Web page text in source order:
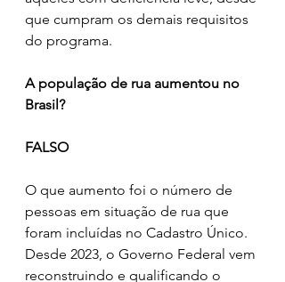
que cumpram os demais requisitos
do programa.
A população de rua aumentou no
Brasil?
FALSO
O que aumento foi o número de
pessoas em situação de rua que
foram incluídas no Cadastro Único.
Desde 2023, o Governo Federal vem
reconstruindo e qualificando o